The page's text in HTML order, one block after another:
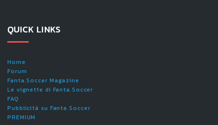
QUICK LINKS
Home
Forum
Fanta.Soccer Magazine
Le vignette di Fanta.Soccer
FAQ
Pubblicità su Fanta.Soccer
PREMIUM